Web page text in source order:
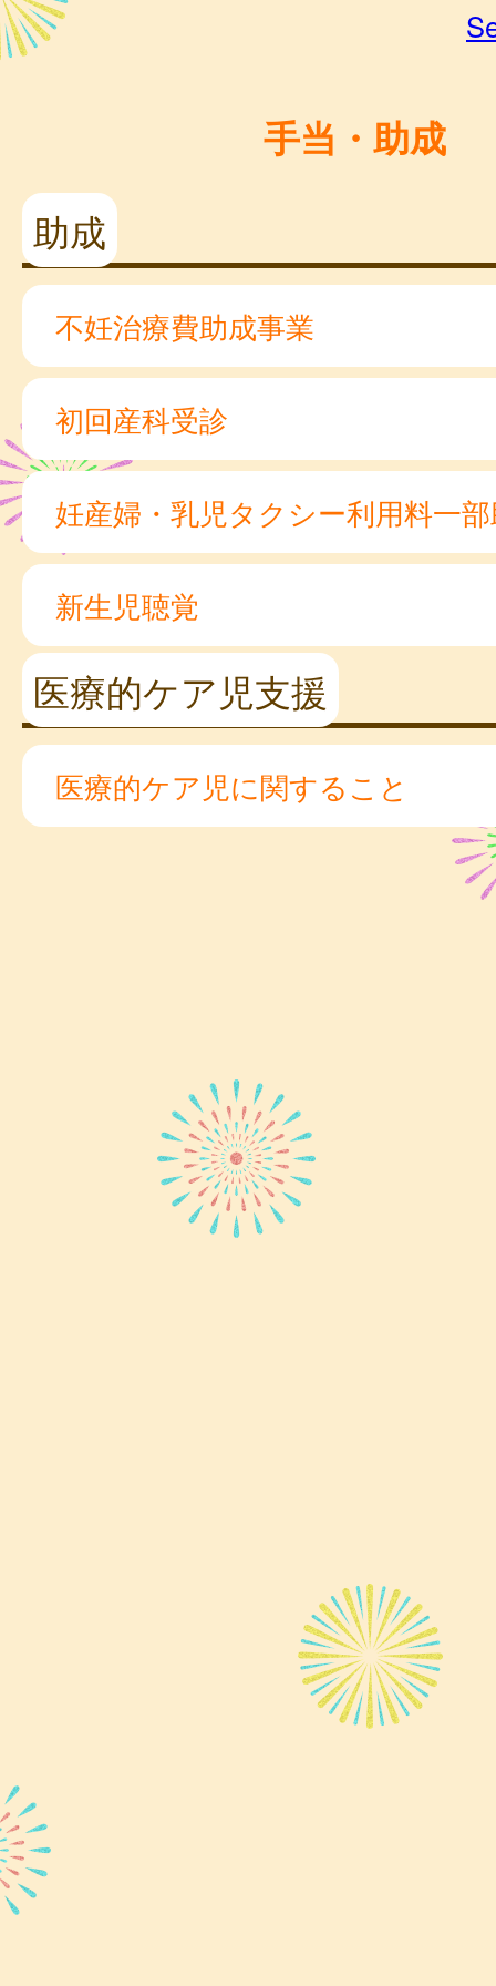
手当・助成
助成
不妊治療費助成事業
初回産科受診
妊産婦・乳児タクシー利用料一
新生児聴覚
医療的ケア児支援
医療的ケア児に関すること